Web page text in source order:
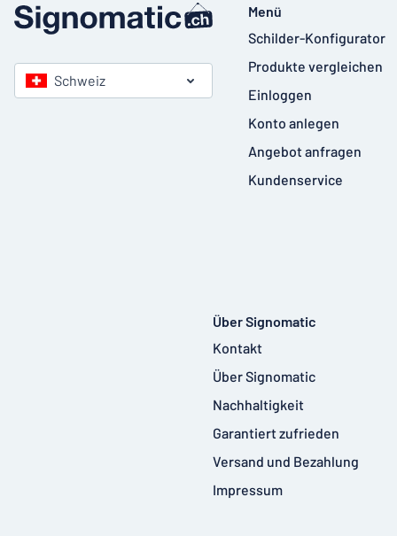
Schweiz
Menü
Schilder-Konfigurator
Produkte vergleichen
Einloggen
Konto anlegen
Angebot anfragen
Kundenservice
Über Signomatic
Kontakt
Über Signomatic
Nachhaltigkeit
Garantiert zufrieden
Versand und Bezahlung
Impressum